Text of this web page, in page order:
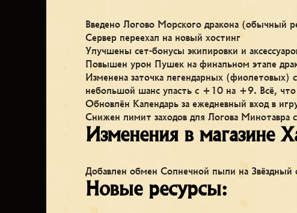
Введено Логово Морского дракона (обычный
Сервер переехал на новый хостинг
Улучшены сет-бонусы экипировки и
Повышен урон Пушек на финальном этапе
Изменена заточка легендарных
небольшой шанс упасть с +10 на +9. Всё,
Обновлён Календарь за ежедневный вход в
Снижен лимит заходов для Логова Минотавра
Изменения в магазине
Добавлен обмен Солнечной пыли на Звёздный
Новые ресурсы: